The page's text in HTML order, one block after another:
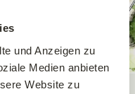
und Anzeigen zu
Medien anbieten
Website zu
Starkl
und Balkon –
Wünschen!